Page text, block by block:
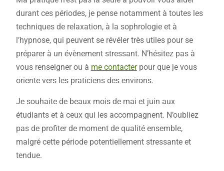
durant ces périodes, je pense notamment à toutes les
techniques de relaxation, à la sophrologie et à
l’hypnose, qui peuvent se révéler très utiles pour se
préparer à un évènement stressant. N’hésitez pas à
vous renseigner ou à me contacterpour que je vous
oriente vers les praticiens des environs.
Je souhaite de beaux mois de mai et juin aux
étudiants et à ceux qui les accompagnent. N’oubliez
pas de profiter de moment de qualité ensemble,
malgré cette période potentiellement stressante et
tendue.